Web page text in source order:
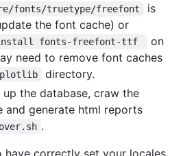
fonts/truetype/freefont
is
the font cache) or
fonts-freefont-ttf
on
need to remove font caches
directory.
the database, craw the
and generate html reports
.